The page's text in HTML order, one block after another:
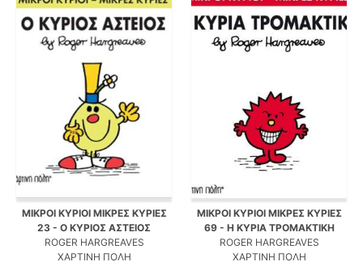
ΜΙΚΡΟΙ ΚΥΡΙΟΙ ΜΙΚΡΕΣ ΚΥΡΙΕΣ
23 - Ο ΚΥΡΙΟΣ ΑΣΤΕΙΟΣ
ROGER HARGREAVES
ΧΑΡΤΙΝΗ ΠΟΛΗ
ΜΙΚΡΟΙ ΚΥΡΙΟΙ ΜΙΚΡΕΣ ΚΥΡΙΕΣ
69 - Η ΚΥΡΙΑ ΤΡΟΜΑΚΤΙΚΗ
ROGER HARGREAVES
ΧΑΡΤΙΝΗ ΠΟΛΗ